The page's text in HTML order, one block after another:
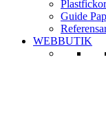
Plastfickor
Guide
WEBBUTIK